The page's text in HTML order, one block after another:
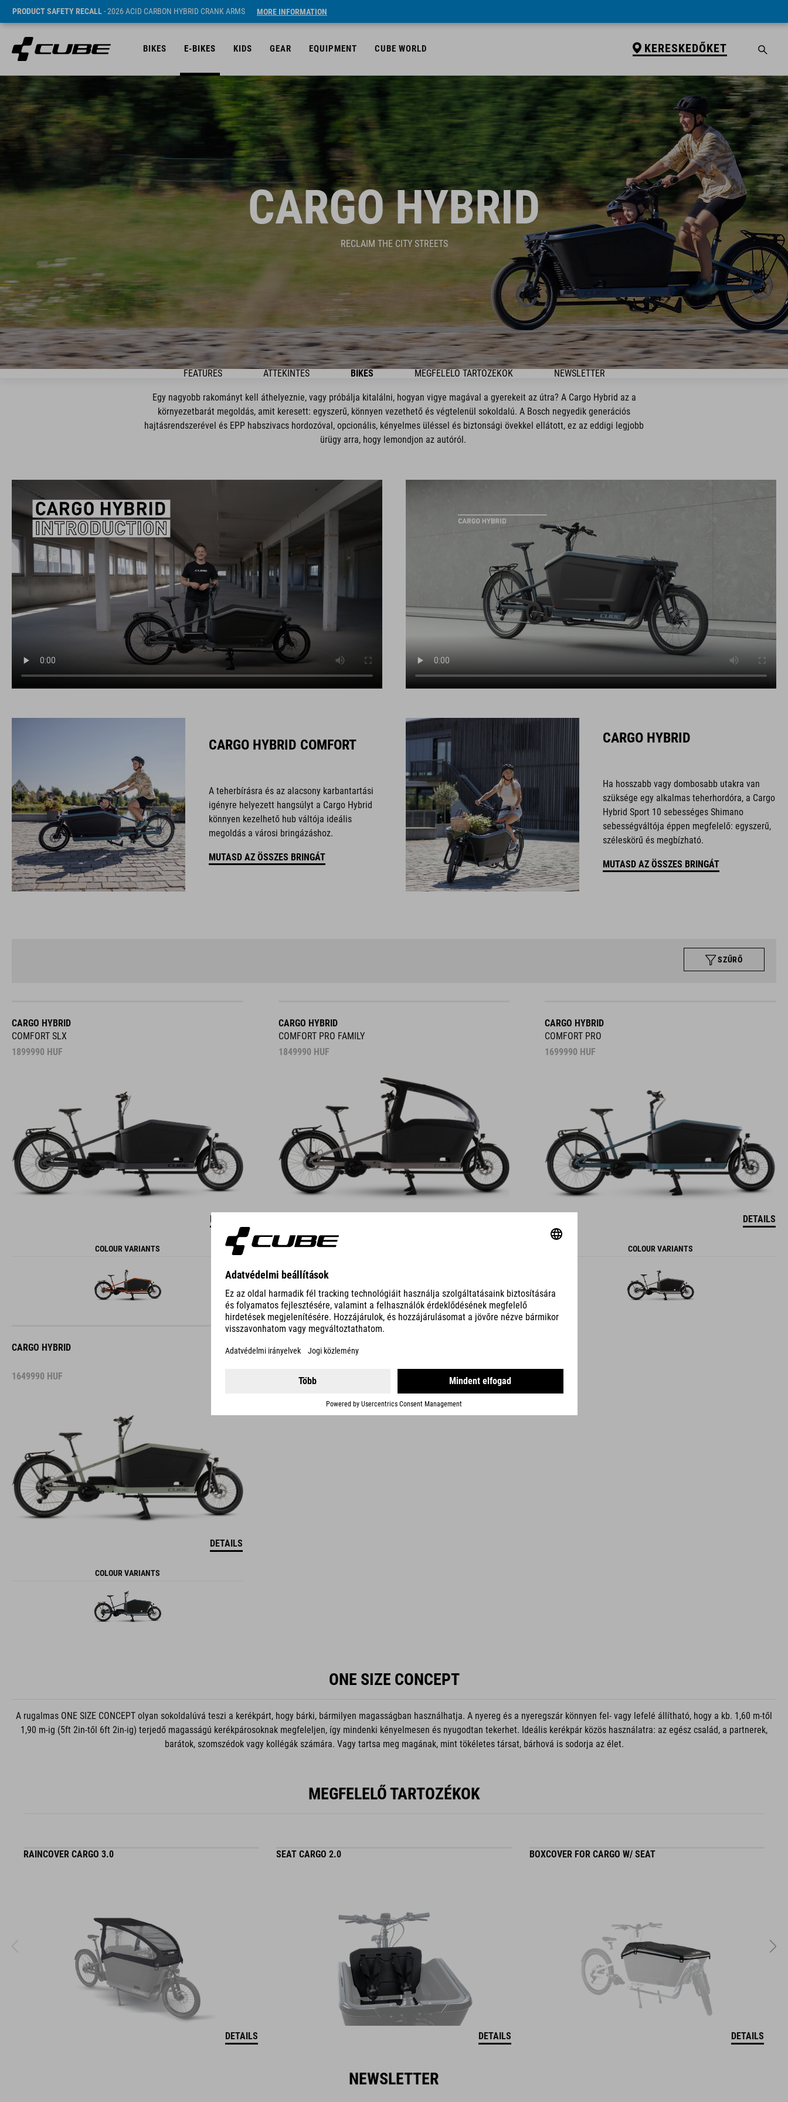
PRODUCT SAFETY RECALL- 2026 ACID CARBON HYBRID CRANK ARMS MORE INFORMATION
BIKES E-BIKES KIDS GEAR EQUIPMENT CUBE WORLD KERESKEDŐKET
CARGO HYBRID
RECLAIM THE CITY STREETS
FEATURES ÁTTEKINTÉS BIKES MEGFELELŐ TARTOZÉKOK NEWSLETTER
Egy nagyobb rakományt kell áthelyeznie, vagy próbálja kitalálni, hogyan vigye magával a gyerekeit az útra? A Cargo Hybrid az a
környezetbarát megoldás, amit keresett: egyszerű, könnyen vezethető és végtelenül sokoldalú. A Bosch negyedik generációs
hajtásrendszerével és EPP habszivacs hordozóval, opcionális, kényelmes üléssel és biztonsági övekkel ellátott, ez az eddigi legjobb
ürügy arra, hogy lemondjon az autóról.
CARGO HYBRID COMFORT
A teherbírásra és az alacsony karbantartási
igényre helyezett hangsúlyt a Cargo Hybrid
könnyen kezelhető hub váltója ideális
megoldás a városi bringázáshoz.
MUTASD AZ ÖSSZES BRINGÁT
CARGO HYBRID
Ha hosszabb vagy dombosabb utakra van
szüksége egy alkalmas teherhordóra, a Cargo
Hybrid Sport 10 sebességes Shimano
sebességváltója éppen megfelelő: egyszerű,
széleskörű és megbízható.
MUTASD AZ ÖSSZES BRINGÁT
SZŰRŐ
CARGO HYBRID
COMFORT SLX
1899990 HUF
DETAILS
COLOUR VARIANTS
CARGO HYBRID
COMFORT PRO FAMILY
1849990 HUF
CARGO HYBRID
COMFORT PRO
1699990 HUF
DETAILS
COLOUR VARIANTS
CARGO HYBRID
1649990 HUF
DETAILS
COLOUR VARIANTS
ONE SIZE CONCEPT
A rugalmas ONE SIZE CONCEPT olyan sokoldalúvá teszi a kerékpárt, hogy bárki, bármilyen magasságban használhatja. A nyereg és a nyeregszár könnyen fel- vagy lefelé állítható, hogy a kb. 1,60 m-től
1,90 m-ig (5ft 2in-től 6ft 2in-ig) terjedő magasságú kerékpárosoknak megfeleljen, így mindenki kényelmesen és nyugodtan tekerhet. Ideális kerékpár közös használatra: az egész család, a partnerek,
barátok, szomszédok vagy kollégák számára. Vagy tartsa meg magának, mint tökéletes társat, bárhová is sodorja az élet.
MEGFELELŐ TARTOZÉKOK
RAINCOVER CARGO 3.0
DETAILS
SEAT CARGO 2.0
DETAILS
BOXCOVER FOR CARGO W/ SEAT
DETAILS
NEWSLETTER